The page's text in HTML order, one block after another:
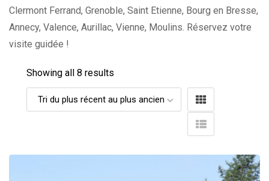
Clermont Ferrand, Grenoble, Saint Etienne, Bourg en Bresse,
Annecy, Valence, Aurillac, Vienne, Moulins. Réservez votre
visite guidée !
Showing all 8 results